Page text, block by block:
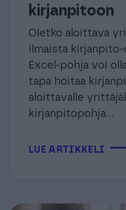
kirjanpitoon
Oletko aloittava
ilmaista kirjanpito-
Excel-pohja voi
tapa hoitaa
aloittavalle
kirjanpitopohja...
LUE ARTIKKELI